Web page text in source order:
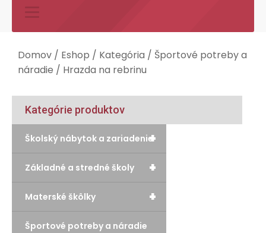
Domov / Eshop / Kategória / Športové potreby a
náradie / Hrazda na rebrinu
Kategórie produktov
+
Školský nábytok a zariadenie
+
Základné a stredné školy
+
Materské škôlky
Športové potreby a náradie